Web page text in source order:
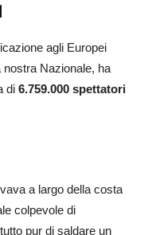
agli Europei
nostra Nazionale, ha
di 6.759.000 spettatori
a largo della costa
colpevole di
pur di saldare un